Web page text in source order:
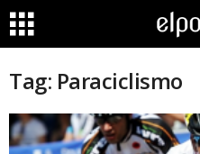
Tag: Paraciclismo